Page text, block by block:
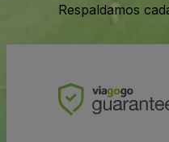
Respaldamos